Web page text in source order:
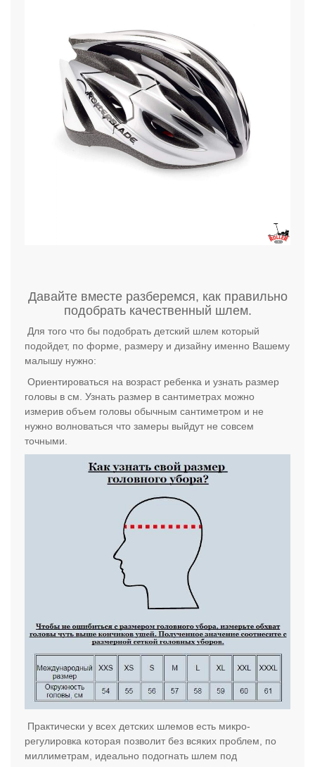
Давайте вместе разберемся, как правильно
подобрать качественный шлем.
Для того что бы подобрать детский шлем который
подойдет, по форме, размеру и дизайну именно Вашему
малышу нужно:
Ориентироваться на возраст ребенка и узнать размер
головы в см. Узнать размер в сантиметрах можно
измерив объем головы обычным сантиметром и не
нужно волноваться что замеры выйдут не совсем
точными.
Практически у всех детских шлемов есть микро-
регулировка которая позволит без всяких проблем, по
миллиметрам, идеально подогнать шлем под